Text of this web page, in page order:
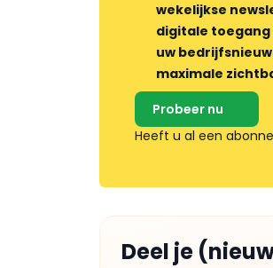
wekelijkse
digitale toegang
uw
maximale
Probeer nu
Heeft u al een
Deel je